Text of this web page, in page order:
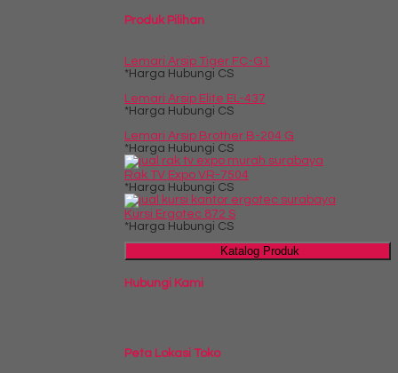
Produk Pilihan
Lemari Arsip Tiger FC-G1
*Harga Hubungi CS
Lemari Arsip Elite EL-437
*Harga Hubungi CS
Lemari Arsip Brother B-204 G
*Harga Hubungi CS
Rak TV Expo VR-7504
*Harga Hubungi CS
Kursi Ergotec 872 S
*Harga Hubungi CS
Katalog Produk
Hubungi Kami
Peta Lokasi Toko